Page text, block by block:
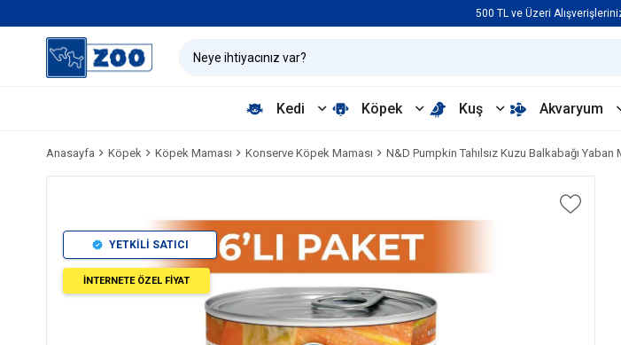
500 TL ve Üzeri
Kedi Köpek Kuş Akvaryum
Anasayfa Köpek Köpek Maması Konserve Köpek Maması N&D Pumpkin Tahılsız Kuzu Balkabağı
YETKİLİ SATICI
İNTERNETE ÖZEL FİYAT